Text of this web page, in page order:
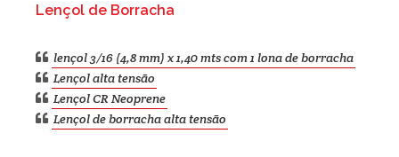
Lençol de Borracha
lençol 3/16 (4,8 mm) x 1,40 mts com 1 lona de borracha
Lençol alta tensão
Lençol CR Neoprene
Lençol de borracha alta tensão